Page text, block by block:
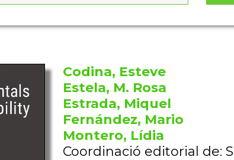
Codina, Esteve
Estela, M. Rosa
Estrada, Miquel
Fernández, Mario
Montero, Lídia
Coordinació editorial de: